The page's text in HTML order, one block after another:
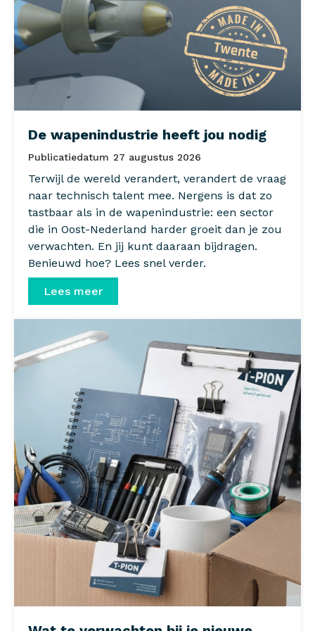
De wapenindustrie heeft jou nodig
Publicatiedatum 27 augustus 2026
Terwijl de wereld verandert, verandert de vraag
naar technisch talent mee. Nergens is dat zo
tastbaar als in de wapenindustrie: een sector
die in Oost-Nederland harder groeit dan je zou
verwachten. En jij kunt daaraan bijdragen.
Benieuwd hoe? Lees snel verder.
Lees meer